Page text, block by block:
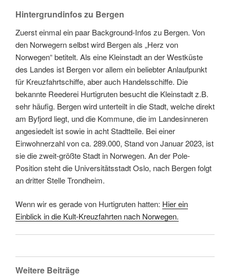
Hintergrundinfos zu Bergen
Zuerst einmal ein paar Background-Infos zu Bergen. Von
den Norwegern selbst wird Bergen als „Herz von
Norwegen“ betitelt. Als eine Kleinstadt an der Westküste
des Landes ist Bergen vor allem ein beliebter Anlaufpunkt
für Kreuzfahrtschiffe, aber auch Handelsschiffe. Die
bekannte Reederei Hurtigruten besucht die Kleinstadt z.B.
sehr häufig. Bergen wird unterteilt in die Stadt, welche direkt
am Byfjord liegt, und die Kommune, die im Landesinneren
angesiedelt ist sowie in acht Stadtteile. Bei einer
Einwohnerzahl von ca. 289.000, Stand von Januar 2023, ist
sie die zweit-größte Stadt in Norwegen. An der Pole-
Position steht die Universitätsstadt Oslo, nach Bergen folgt
an dritter Stelle Trondheim.
Wenn wir es gerade von Hurtigruten hatten: Hier ein
Einblick in die Kult-Kreuzfahrten nach Norwegen.
Weitere Beiträge